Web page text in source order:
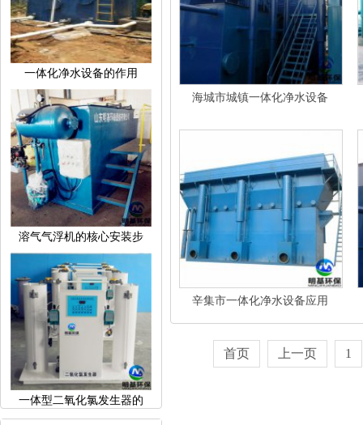
一体化净水设备的作用
溶气气浮机的核心安装步
一体型二氧化氯发生器的
海城市城镇一体化净水设备
辛集市一体化净水设备应用
首页 上一页 1